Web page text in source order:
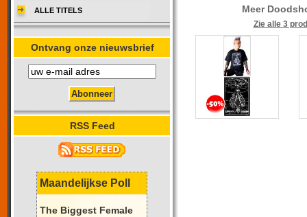
Meer
Zie alle 3
ALLE TITELS
Ontvang onze nieuwsbrief
RSS Feed
Maandelijkse Poll
The Biggest Female